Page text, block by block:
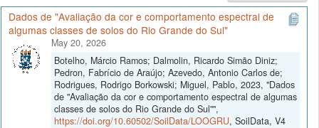
Dados de "Avaliação da cor e comportamento espectral de
algumas classes de solos do Rio Grande do Sul"
May 20, 2026
Botelho, Márcio Ramos; Dalmolin, Ricardo Simão Diniz;
Pedron, Fabrício de Araújo; Azevedo, Antonio Carlos de;
Rodrigues, Rodrigo Borkowski; Miguel, Pablo, 2023, "Dados
de "Avaliação da cor e comportamento espectral de algumas
classes de solos do Rio Grande do Sul"",
https://doi.org/10.60502/SoilData/LOOGRU, SoilData, V4